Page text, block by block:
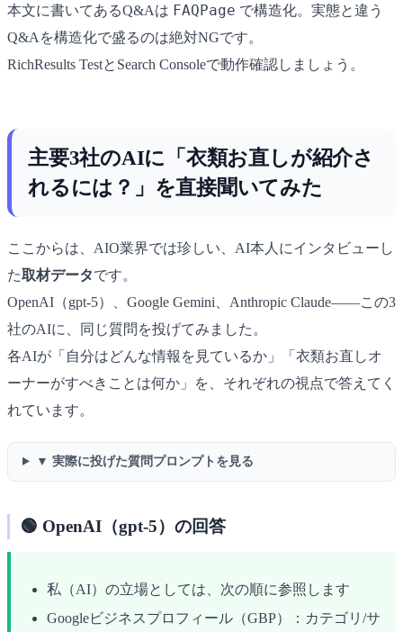
本文に書いてあるQ&Aは FAQPage で構造化。実態と違う
Q&Aを構造化で盛るのは絶対NGです。
RichResults TestとSearch Consoleで動作確認しましょう。
主要3社のAIに「衣類お直しが紹介さ
れるには？」を直接聞いてみた
ここからは、AIO業界では珍しい、AI本人にインタビューし
た取材データです。
OpenAI（gpt-5）、Google Gemini、Anthropic Claude――この3
社のAIに、同じ質問を投げてみました。
各AIが「自分はどんな情報を見ているか」「衣類お直しオ
ーナーがすべきことは何か」を、それぞれの視点で答えてく
れています。
▼ 実際に投げた質問プロンプトを見る
🟢 OpenAI（gpt-5）の回答
私（AI）の立場としては、次の順に参照します
Googleビジネスプロフィール（GBP）：カテゴリ/サ